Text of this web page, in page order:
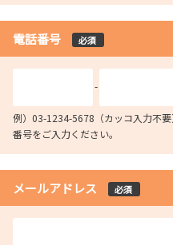
電話番号 必須
-
例）03-1234-5678（カッコ入力不
番号をご入力ください。
メールアドレス 必須